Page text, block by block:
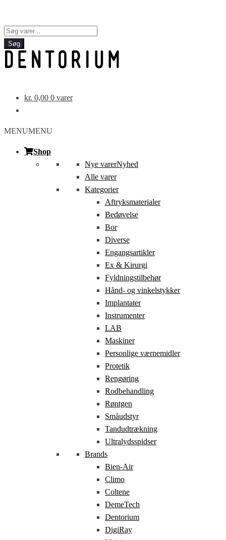
Products
search
Søg
kr. 0,00 0 varer
MENUMENU
Shop
Nye varerNyhed
Alle varer
Kategorier
Aftryksmaterialer
Bedøvelse
Bor
Diverse
Engangsartikler
Ex & Kirurgi
Fyldningstilbehør
Hånd- og vinkelstykker
Implantater
Instrumenter
LAB
Maskiner
Personlige værnemidler
Protetik
Rengøring
Rodbehandling
Røntgen
Småudstyr
Tandudtrækning
Ultralydsspidser
Brands
Bien-Air
Climo
Coltene
DemeTech
Dentorium
DigiRay